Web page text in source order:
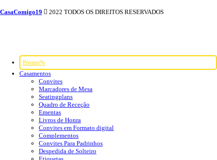
CasaComigo19 2022 TODOS OS DIREITOS RESERVADOS
Promo%
Casamentos
Convites
Marcadores de Mesa
Seatingplans
Quadro de Receção
Ementas
Livros de Honra
Convites em Formato digital
Complementos
Convites Para Padrinhos
Despedida de Solteiro